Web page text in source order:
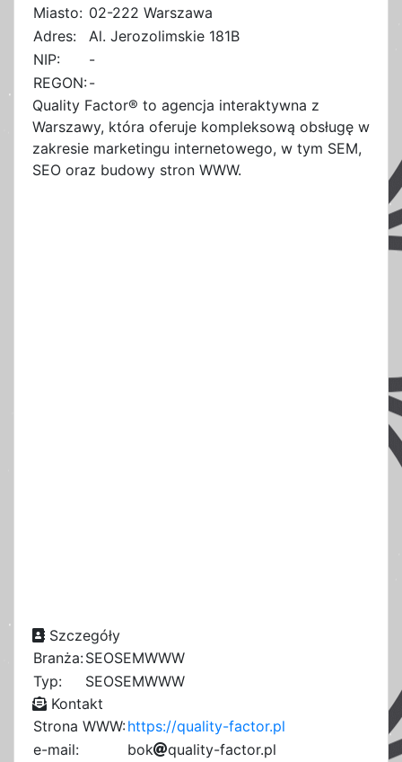
Miasto: 02-222 Warszawa
Adres:
Al. Jerozolimskie 181B
NIP:
-
REGON:-
Quality Factor® to agencja interaktywna z
Warszawy, która oferuje kompleksową obsługę w
zakresie marketingu internetowego, w tym SEM,
SEO oraz budowy stron WWW.
Szczegóły
Branża:SEOSEMWWW
Typ:
SEOSEMWWW
Kontakt
Strona WWW:https://quality-factor.pl
e-mail:
be
ok
0
quality-fe
actor.pl